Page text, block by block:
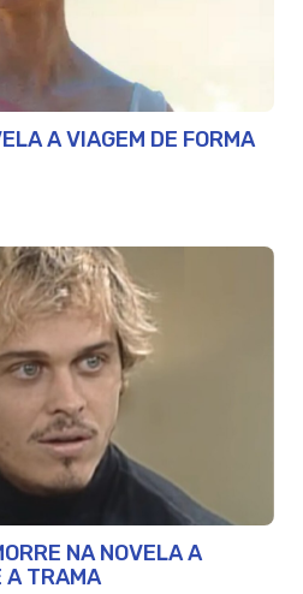
A VIAGEM DE FORMA
NA NOVELA A
A TRAMA